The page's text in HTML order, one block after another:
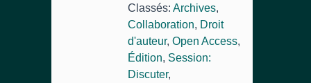
Classés: Archives,
Collaboration, Droit
d'auteur, Open Access,
Édition, Session:
Discuter,